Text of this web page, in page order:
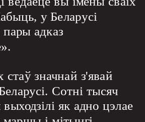
у Беларусі
пары адказ
значнай з'явай
Сотні тысяч
як адно цэлае